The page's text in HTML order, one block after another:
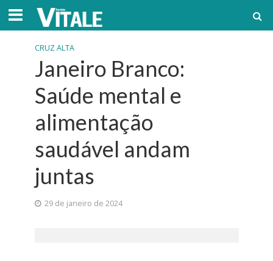
CRUZ ALTA
Janeiro Branco:
Saúde mental e
alimentação
saudável andam
juntas
29 de janeiro de 2024